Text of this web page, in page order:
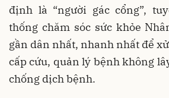
định là “người gác cổng”,
thống chăm sóc sức khỏe
gần dân nhất, nhanh nhất để
cấp cứu, quản lý bệnh không
chống dịch bệnh.